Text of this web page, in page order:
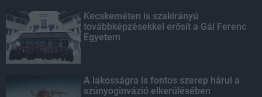
Kecskeméten is szakirányú
továbbképzésekkel erősít a Gál Ferenc
Egyetem
A lakosságra is fontos szerep hárul a
szúnyoginvázió elkerülésében